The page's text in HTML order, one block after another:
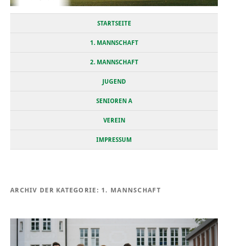
STARTSEITE
1. MANNSCHAFT
2. MANNSCHAFT
JUGEND
SENIOREN A
VEREIN
IMPRESSUM
ARCHIV DER KATEGORIE:1. MANNSCHAFT